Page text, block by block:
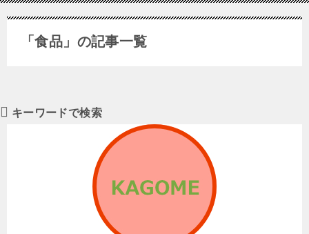
「食品」の記事一覧
キーワードで検索